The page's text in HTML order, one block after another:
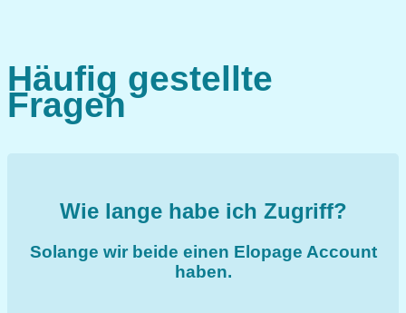
Häufig gestellte
Fragen
Wie lange habe ich Zugriff?
Solange wir beide einen Elopage Account
haben.